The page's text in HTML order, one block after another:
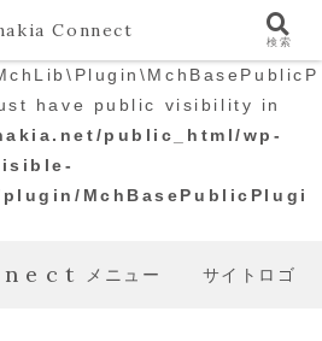
have public visibility in
public_html/wp-
MchBasePublicPlugi
メニュー サイトロゴ
Connect 検索